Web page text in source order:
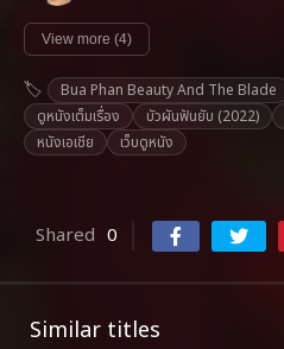
View more (4)
Bua Phan Beauty And The Blade
ดูหนังเต็มเรื่อง
บัวผันฟันยับ (2022)
หนังเอเชีย
เว็บดูหนัง
Shared 0
Similar titles